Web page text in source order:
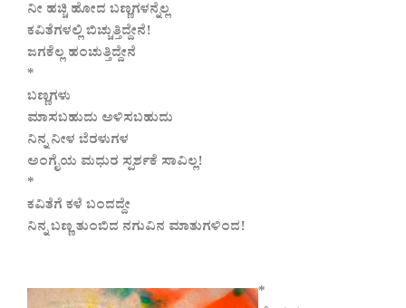
ನೀ ಹಚ್ಚಿ ಹೋದ ಬಣ್ಣಗಳನ್ನೆಲ್ಲ
ಕವಿತೆಗಳಲ್ಲಿ ಬಿಚ್ಚುತ್ತಿದ್ದೇನೆ!
ಜಗಕೆಲ್ಲ ಹಂಚುತ್ತಿದ್ದೇನೆ
*
ಬಣ್ಣಗಳು
ಮಾಸಬಹುದು ಅಳಿಸಬಹುದು
ನಿನ್ನ ನೀಳ ಬೆರಳುಗಳ
ಅಂಗೈಯ ಮಧುರ ಸ್ಪರ್ಶಕೆ ಸಾವಿಲ್ಲ!
*
ಕವಿತೆಗೆ ಕಳೆ ಬಂದದ್ದೇ
ನಿನ್ನ ಬಣ್ಣ ತುಂಬಿದ ನಗುವಿನ ಮಾತುಗಳಿಂದ!
*